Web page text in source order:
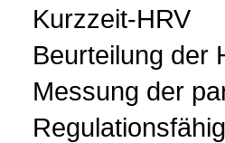
Kurzzeit-HRV
Beurteilung der
Messung der